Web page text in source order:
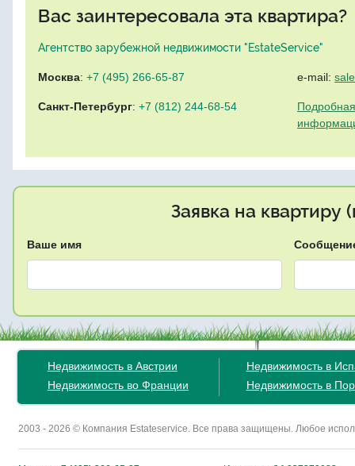
Вас заинтересовала эта квартира?
Агентство зарубежной недвижимости "EstateService"
Москва: +7 (495) 266-65-87
Санкт-Петербург: +7 (812) 244-68-54
e-mail:
Заявка на квартиру
Ваше имя
Недвижимость в Австрии
Недвижимость во Франции
Недвижимость в
Недвижимость в
2003 - 2026 © Компания Estateservice. Все права защищены. Любое